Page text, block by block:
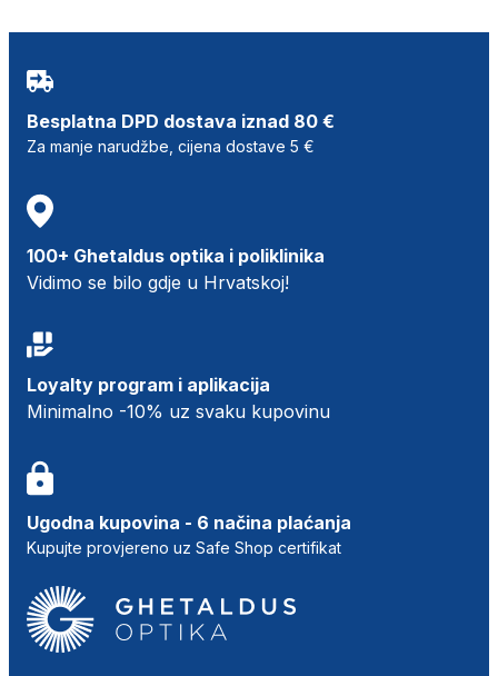
Besplatna DPD dostava iznad 80 €
Za manje narudžbe, cijena dostave 5 €
100+ Ghetaldus optika i poliklinika
Vidimo se bilo gdje u Hrvatskoj!
Loyalty program i aplikacija
Minimalno -10% uz svaku kupovinu
Ugodna kupovina - 6 načina plaćanja
Kupujte provjereno uz Safe Shop certifikat